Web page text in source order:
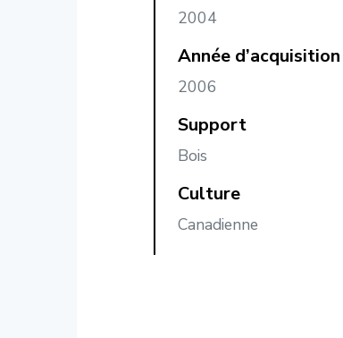
2004
Année d’acquisition
2006
Support
Bois
Culture
Canadienne